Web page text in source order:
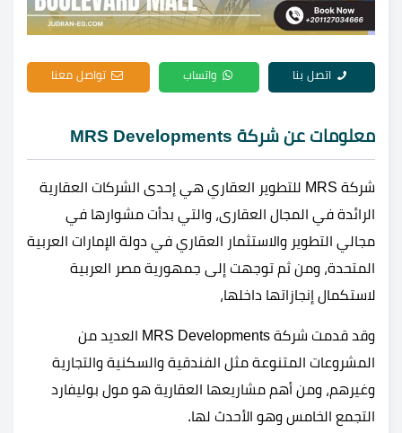
اتصل بنا واتساب تواصل معنا
معلومات عن شركة MRS Developments
شركة MRS للتطوير العقاري هي إحدى الشركات العقارية
الرائدة في المجال العقارى، والتي بدأت مشوارها في
مجالي التطوير والاستثمار العقاري في دولة الإمارات العربية
المتحدة، ومن ثم توجهت إلى جمهورية مصر العربية
لاستكمال إنجازاتها داخلها،
وقد قدمت شركة MRS Developments العديد من
المشروعات المتنوعة مثل الفندقية والسكنية والتجارية
وغيرهم، ومن أهم مشاريعها العقارية هو مول بوليفارد
التجمع الخامس وهو الأحدث لها.